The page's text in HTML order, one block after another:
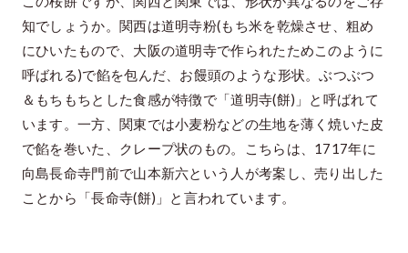
知でしょうか。関西は道明寺粉(もち米を乾燥させ、粗め
にひいたもので、大阪の道明寺で作られたためこのように
呼ばれる)で餡を包んだ、お饅頭のような形状。ぶつぶつ
＆もちもちとした食感が特徴で「道明寺(餅)」と呼ばれて
います。一方、関東では小麦粉などの生地を薄く焼いた皮
で餡を巻いた、クレープ状のもの。こちらは、1717年に
向島長命寺門前で山本新六という人が考案し、売り出した
ことから「長命寺(餅)」と言われています。